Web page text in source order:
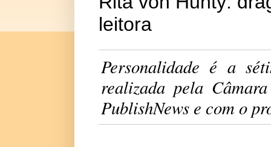
leitora
Personalidade é a
realizada pela
PublishNews e com o